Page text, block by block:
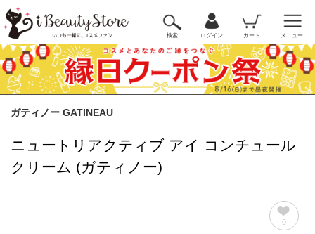
検索 ログイン カート メニュー
ガティノー GATINEAU
ニュートリアクティブ アイ コンチュール
クリーム (ガティノー)
0